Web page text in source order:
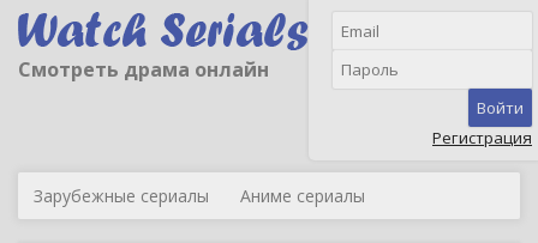
Смотреть драма онлайн
Войти
Регистрация
Зарубежные сериалы Аниме сериалы